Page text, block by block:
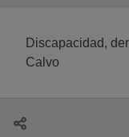
Discapacidad,
Calvo